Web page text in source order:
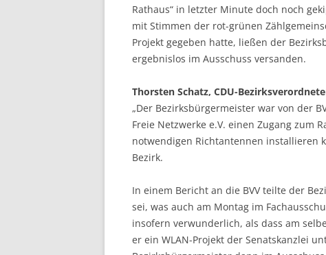
Rathaus“ in letzter Minute doch noch
mit Stimmen der rot-grünen
Projekt gegeben hatte, ließen der
ergebnislos im Ausschuss versanden.
Thorsten Schatz, CDU-
„Der Bezirksbürgermeister war von der
Freie Netzwerke e.V. einen Zugang zum
notwendigen Richtantennen installieren
Bezirk.
In einem Bericht an die BVV teilte der
sei, was auch am Montag im
insofern verwunderlich, als dass am
er ein WLAN-Projekt der Senatskanzlei